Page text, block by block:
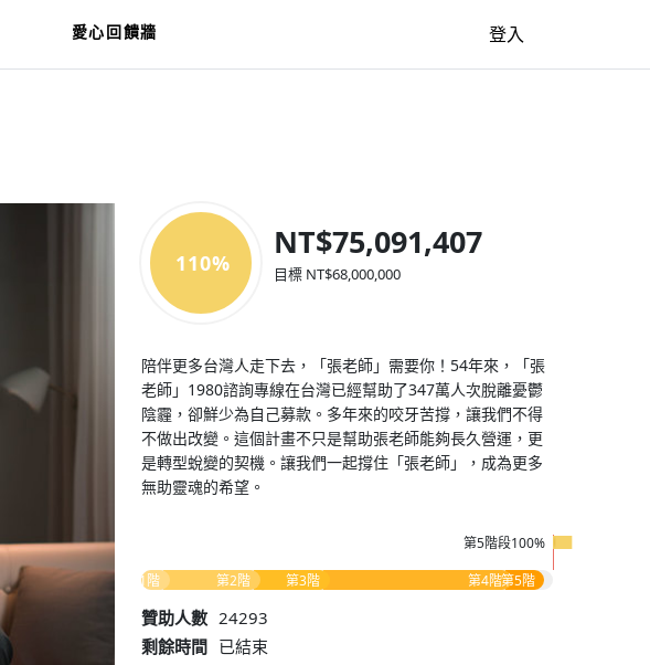
愛心回饋牆 登入
110%
NT$75,091,407
目標 NT$68,000,000
陪伴更多台灣人走下去，「張老師」需要你！54年來，「張
老師」1980諮詢專線在台灣已經幫助了347萬人次脫離憂鬱
陰霾，卻鮮少為自己募款。多年來的咬牙苦撐，讓我們不得
不做出改變。這個計畫不只是幫助張老師能夠長久營運，更
是轉型蛻變的契機。讓我們一起撐住「張老師」，成為更多
無助靈魂的希望。
第5階段100%
第1階
第2階 第3階 第4階第5階
贊助人數 24293
剩餘時間 已結束